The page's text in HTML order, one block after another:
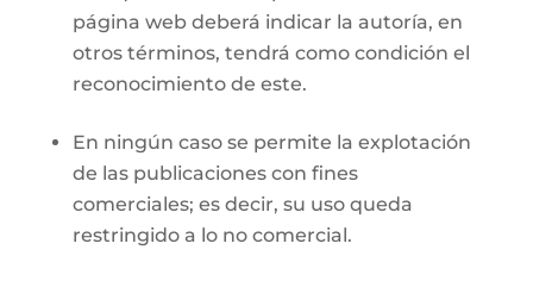
página web deberá indicar la autoría, en
otros términos, tendrá como condición el
reconocimiento de este.
En ningún caso se permite la explotación
de las publicaciones con fines
comerciales; es decir, su uso queda
restringido a lo no comercial.